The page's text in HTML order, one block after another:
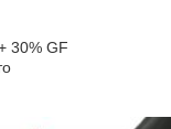
30% GF